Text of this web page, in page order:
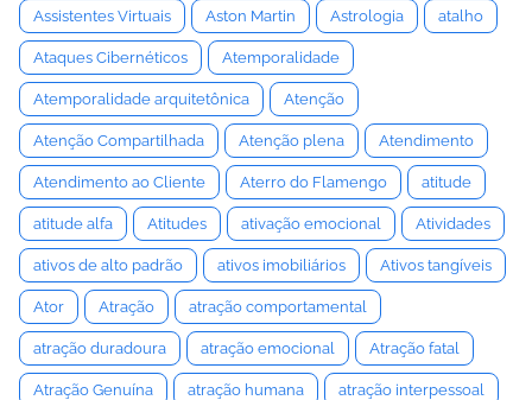
Assistentes Virtuais Aston Martin Astrologia atalho
Ataques Cibernéticos Atemporalidade
Atemporalidade arquitetônica Atenção
Atenção Compartilhada Atenção plena Atendimento
Atendimento ao Cliente Aterro do Flamengo atitude
atitude alfa Atitudes ativação emocional Atividades
ativos de alto padrão ativos imobiliários Ativos tangíveis
Ator Atração atração comportamental
atração duradoura atração emocional Atração fatal
Atração Genuína atração humana atração interpessoal